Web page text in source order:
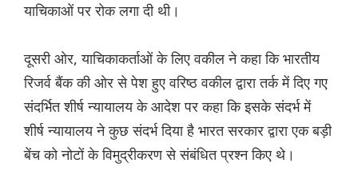
याचिकाओं पर रोक लगा दी थी।
दूसरी ओर, याचिकाकर्ताओं के लिए वकील ने कहा कि भारतीय
रिजर्व बैंक की ओर से पेश हुए वरिष्ठ वकील द्वारा तर्क में दिए गए
संदर्भित शीर्ष न्यायालय के आदेश पर कहा कि इसके संदर्भ में
शीर्ष न्यायालय ने कुछ संदर्भ दिया है भारत सरकार द्वारा एक बड़ी
बेंच को नोटों के विमुद्रीकरण से संबंधित प्रश्न किए थे।